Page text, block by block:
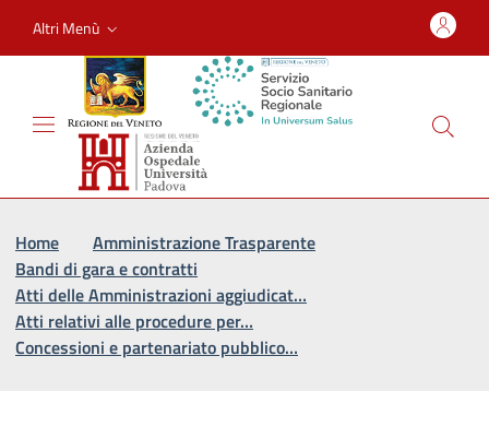
Altri Menù
Home
Amministrazione Trasparente
Bandi di gara e contratti
Atti delle Amministrazioni aggiudicat…
Atti relativi alle procedure per…
Concessioni e partenariato pubblico…